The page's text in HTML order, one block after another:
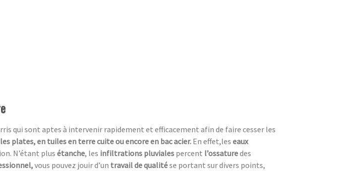
qui sont aptes à intervenir rapidement et efficacement afin de faire cesser les
plates, en tuiles en terre cuite ou encore en bac acier. En effet,les eaux
N’étant plus étanche, les infiltrations pluviales percent l’ossaturedes
vous pouvez jouir d’un travail de qualitése portant sur divers points,